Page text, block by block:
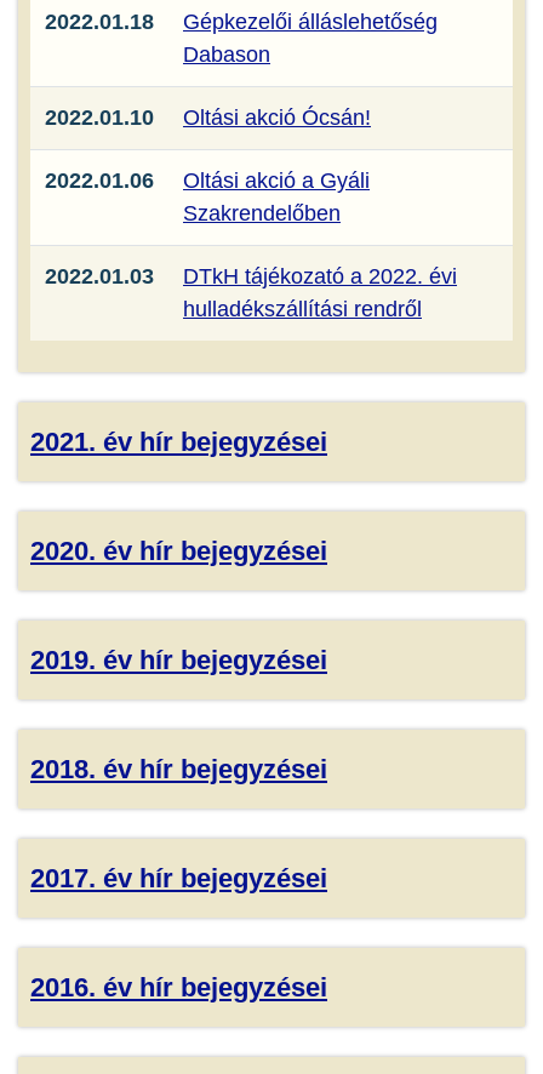
2022.01.18
Gépkezelői álláslehetőség
Dabason
2022.01.10 Oltási akció Ócsán!
2022.01.06
Oltási akció a Gyáli
Szakrendelőben
2022.01.03
DTkH tájékozató a 2022. évi
hulladékszállítási rendről
2021. év hír bejegyzései
2020. év hír bejegyzései
2019. év hír bejegyzései
2018. év hír bejegyzései
2017. év hír bejegyzései
2016. év hír bejegyzései